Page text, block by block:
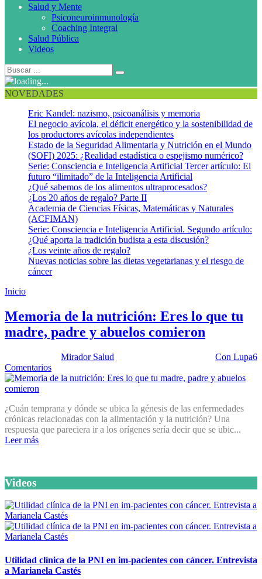
Salud y Mente
Psiconeuroinmunología
Coaching Integral
Salud Pública
Videos
NOVEDADES
Eric Kandel: nazismo, psicoanálisis y memoria
El negocio avícola, el déficit energético y la sostenibilidad de
los productores avícolas independientes
Estado de la Seguridad Alimentaria y Nutrición en el Mundo
(SOFI) 2025: ¿Realidad estadística o espejismo numérico?
Serie: Consciencia e Inteligencia Artificial Tercer artículo: El
futuro “ilimitado” de la Inteligencia Artificial
¿Qué sabemos de los alimentos ultraprocesados?
¿Los 20 años de regalo? Parte II
Academia de Ciencias Físicas, Matemáticas y Naturales
(ACFIMAN)
Serie: Consciencia e Inteligencia Artificial. Segundo artículo:
¿Qué aporta la tradición budista a esta discusión?
¿Los veinte años de regalo?
Nuevas noticias sobre las dietas vegetarianas y el riesgo de
cáncer
Inicio
Memoria de la nutrición: Eres lo que tu
madre, padre y abuelos comieron
Mirador Salud Con Lupa6
Comentarios
¿Cuán temprana y dónde se ubica la génesis de las enfermedades
crónicas relacionadas con la alimentación y la nutrición? Una
respuesta que pareciera ir a los orígenes sería decir que se ubic...
Leer más
Videos
Utilidad clínica de la PNI en im-pacientes con cáncer. Entrevista
a Marianela Castés